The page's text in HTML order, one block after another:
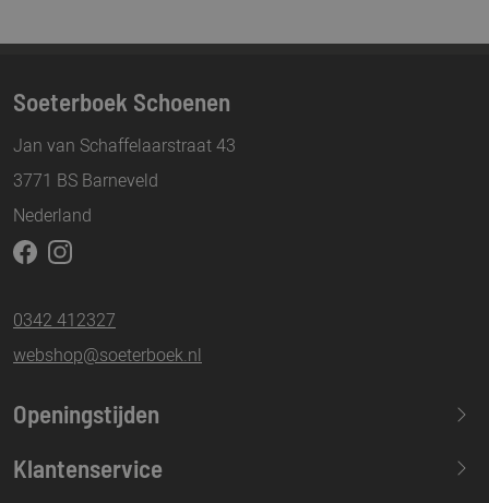
Soeterboek Schoenen
Jan van Schaffelaarstraat 43
3771 BS Barneveld
Nederland
0342 412327
webshop@soeterboek.nl
Openingstijden
Maandag
13.30-17.30
Klantenservice